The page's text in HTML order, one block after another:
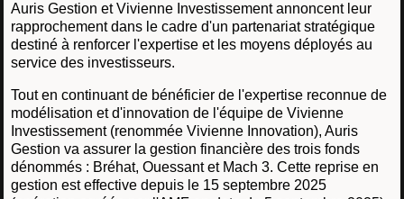
Auris Gestion et Vivienne Investissement annoncent leur
rapprochement dans le cadre d'un partenariat stratégique
destiné à renforcer l'expertise et les moyens déployés au
service des investisseurs.
Tout en continuant de bénéficier de l'expertise reconnue de
modélisation et d'innovation de l'équipe de Vivienne
Investissement (renommée Vivienne Innovation), Auris
Gestion va assurer la gestion financière des trois fonds
dénommés : Bréhat, Ouessant et Mach 3. Cette reprise en
gestion est effective depuis le 15 septembre 2025